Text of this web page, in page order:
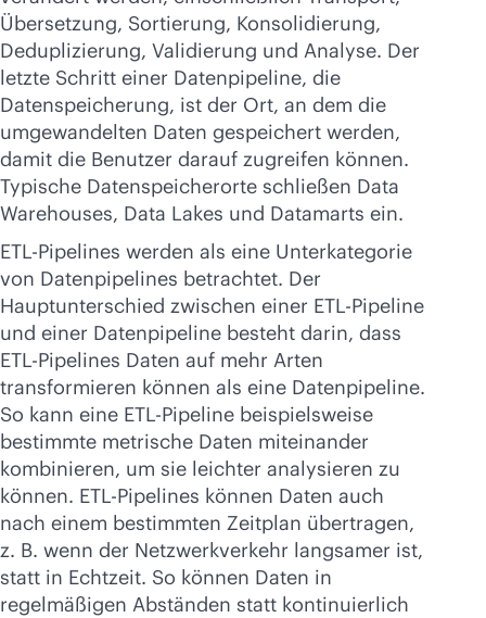
Übersetzung, Sortierung, Konsolidierung,
Deduplizierung, Validierung und Analyse. Der
letzte Schritt einer Datenpipeline, die
Datenspeicherung, ist der Ort, an dem die
umgewandelten Daten gespeichert werden,
damit die Benutzer darauf zugreifen können.
Typische Datenspeicherorte schließen Data
Warehouses, Data Lakes und Datamarts ein.
ETL-Pipelines werden als eine Unterkategorie
von Datenpipelines betrachtet. Der
Hauptunterschied zwischen einer ETL-Pipeline
und einer Datenpipeline besteht darin, dass
ETL-Pipelines Daten auf mehr Arten
transformieren können als eine Datenpipeline.
So kann eine ETL-Pipeline beispielsweise
bestimmte metrische Daten miteinander
kombinieren, um sie leichter analysieren zu
können. ETL-Pipelines können Daten auch
nach einem bestimmten Zeitplan übertragen,
z. B. wenn der Netzwerkverkehr langsamer ist,
statt in Echtzeit. So können Daten in
regelmäßigen Abständen statt kontinuierlich